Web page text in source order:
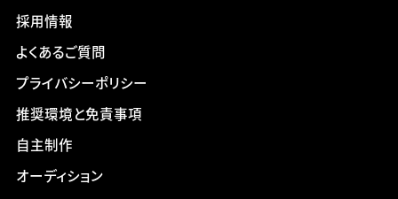
採用情報
よくあるご質問
プライバシーポリシー
推奨環境と免責事項
自主制作
オーディション